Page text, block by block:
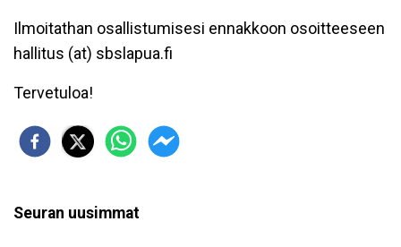
Ilmoitathan osallistumisesi ennakkoon osoitteeseen
hallitus (at) sbslapua.fi
Tervetuloa!
Seuran uusimmat